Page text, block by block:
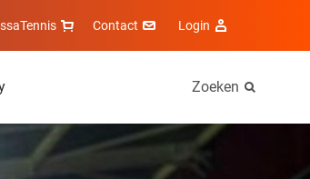
Contact Login
Zoeken